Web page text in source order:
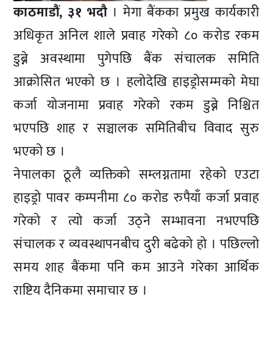
काठमाडौं, ३१ भदौ। मेगा बैंकका प्रमुख कार्यकारी
अधिकृत अनिल शाले प्रवाह गरेको ८० करोड रकम
डुब्ने अवस्थामा पुगेपछि बैंक संचालक समिति
आक्रोसित भएको छ । हलोदेखि हाइड्रोसम्मको मेघा
कर्जा योजनामा प्रवाह गरेको रकम डुब्ने निश्चित
भएपछि शाह र सञ्चालक समितिबीच विवाद सुरु
भएको छ ।
नेपालका ठूलै व्यक्तिको सम्लग्नतामा रहेको एउटा
हाइड्रो पावर कम्पनीमा ८० करोड रुपैयाँ कर्जा प्रवाह
गरेको र त्यो कर्जा उठ्ने सम्भावना नभएपछि
संचालक र व्यवस्थापनबीच दुरी बढेको हो । पछिल्लो
समय शाह बैंकमा पनि कम आउने गरेका आर्थिक
राष्टिय दैनिकमा समाचार छ ।